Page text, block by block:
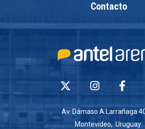
Contacto
Av. Dámaso A.Larrañaga
Montevideo, Uruguay